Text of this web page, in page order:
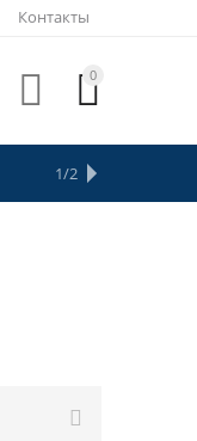
Контакты
0


1/2